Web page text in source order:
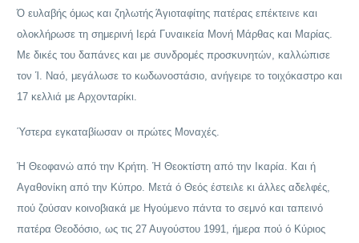
Ό ευλαβής όμως και ζηλωτής Άγιοταφίτης πατέρας επέκτεινε και
ολοκλήρωσε τη σημερινή Ιερά Γυναικεία Μονή Μάρθας και Μαρίας.
Με δικές του δαπάνες και με συνδρομές προσκυνητών, καλλώπισε
τον Ί. Ναό, μεγάλωσε το κωδωνοστάσιο, ανήγειρε το τοιχόκαστρο και
17 κελλιά με Αρχονταρίκι.
Ύστερα εγκαταβίωσαν οι πρώτες Μοναχές.
Ή Θεοφανώ από την Κρήτη. Ή Θεοκτίστη από την Ικαρία. Και ή
Αγαθονίκη από την Κύπρο. Μετά ό Θεός έστειλε κι άλλες αδελφές,
πού ζούσαν κοινοβιακά με Ηγούμενο πάντα το σεμνό και ταπεινό
πατέρα Θεοδόσιο, ως τις 27 Αυγούστου 1991, ήμερα πού ό Κύριος